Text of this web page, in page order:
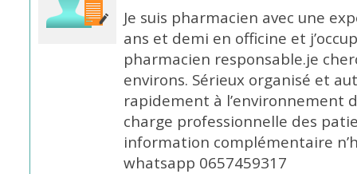
Je suis pharmacien avec une
ans et demi en officine et
pharmacien responsable.je
environs. Sérieux organisé et
rapidement à l’environnement
charge professionnelle des
information complémentaire
whatsapp 0657459317